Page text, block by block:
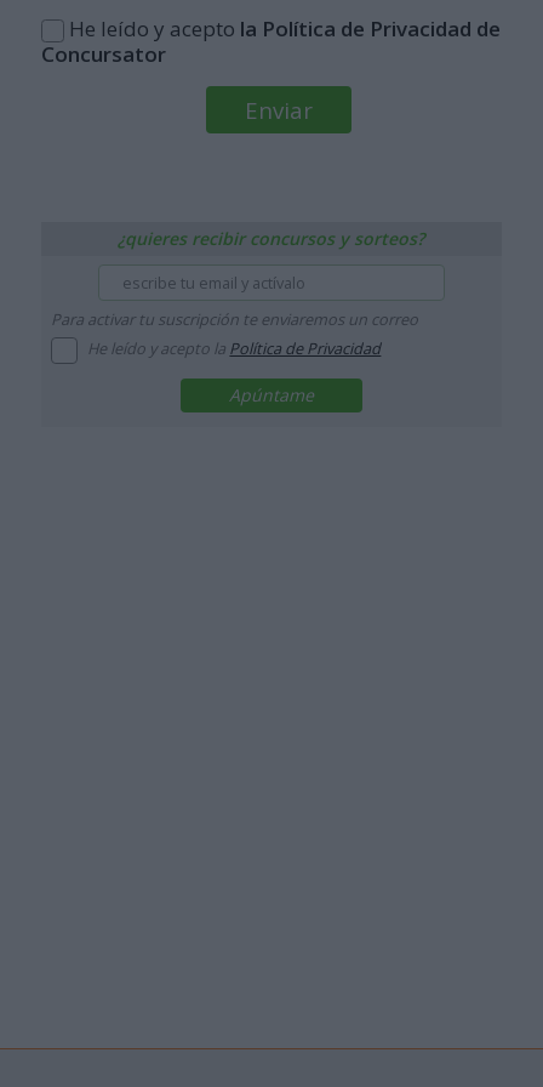
He leído y acepto la Política de Privacidad de
Concursator
¿quieres recibir concursos y sorteos?
Para activar tu suscripción te enviaremos un correo
He leído y acepto la Política de Privacidad